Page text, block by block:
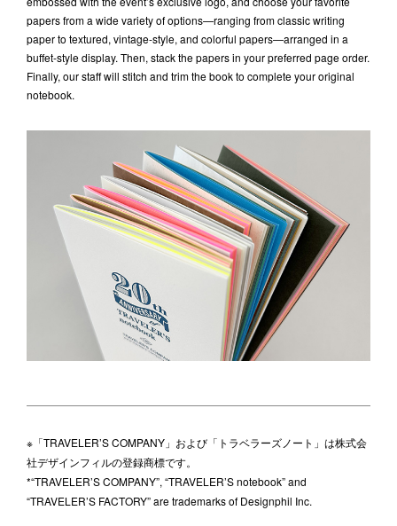
papers from a wide variety of options—ranging from classic writing
paper to textured, vintage-style, and colorful papers—arranged in a
buffet-style display. Then, stack the papers in your preferred page order.
Finally, our staff will stitch and trim the book to complete your original
notebook.
※「TRAVELER’S COMPANY」および「トラベラーズノート」は株式会
社デザインフィルの登録商標です。
*“TRAVELER’S COMPANY”, “TRAVELER’S notebook” and
“TRAVELER’S FACTORY” are trademarks of Designphil Inc.